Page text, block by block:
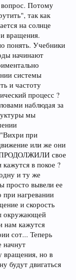
вопрос. Потому
так как
на солнце
вращения.
понять. Учебники
начинают
системы
и частоту
процесс ?
наблюдая за
мы
при
или же они
ПРОДОЛЖИЛИ свое
в покое ?
и ту же
просто вывели ее
при нагревании
и скорость
окружающей
нам кажутся
сот... Теперь
начнут
вращения, но в
будут двигаться